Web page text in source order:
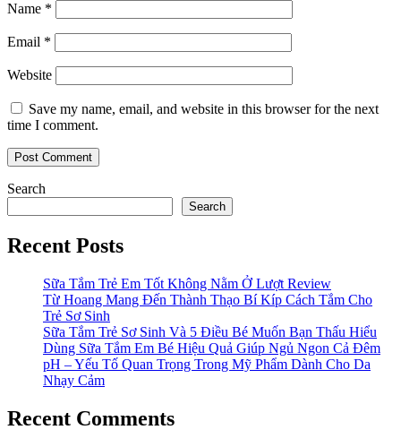
Name *
Email *
Website
Save my name, email, and website in this browser for the next
time I comment.
Search
Search
Recent Posts
Sữa Tắm Trẻ Em Tốt Không Nằm Ở Lượt Review
Từ Hoang Mang Đến Thành Thạo Bí Kíp Cách Tắm Cho
Trẻ Sơ Sinh
Sữa Tắm Trẻ Sơ Sinh Và 5 Điều Bé Muốn Bạn Thấu Hiểu
Dùng Sữa Tắm Em Bé Hiệu Quả Giúp Ngủ Ngon Cả Đêm
pH – Yếu Tố Quan Trọng Trong Mỹ Phẩm Dành Cho Da
Nhạy Cảm
Recent Comments